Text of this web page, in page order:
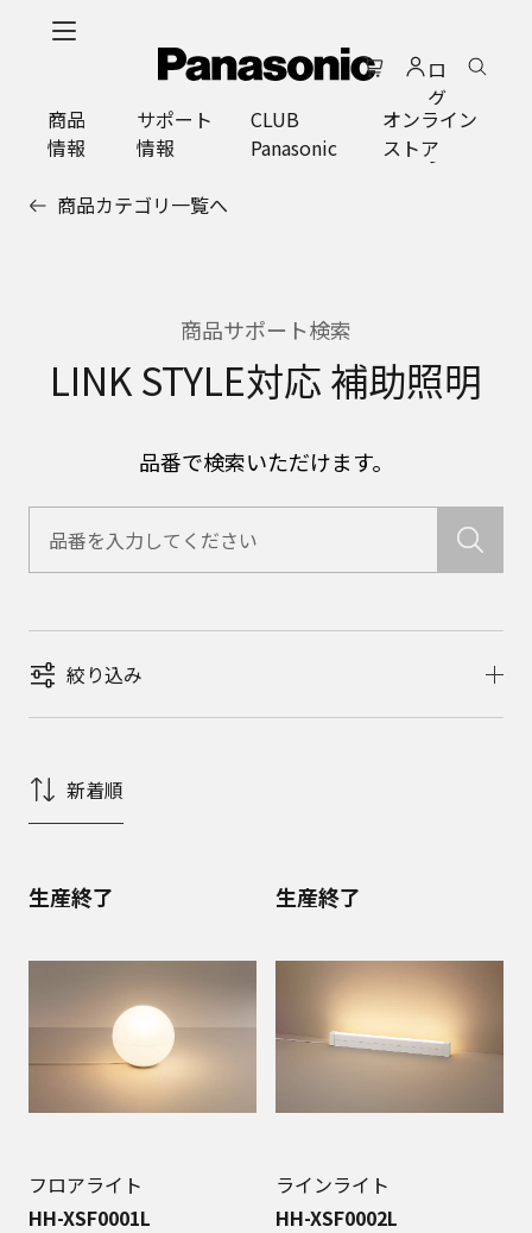
ロ
グ
イ
ン
商品
情報
サポート
情報
CLUB
Panasonic
オンライン
ストア
商品カテゴリ一覧へ
商品サポート検索
LINK STYLE対応 補助照明
品番で検索いただけます。
絞り込み
新着順
生産終了
フロアライト
HH-XSF0001L
生産終了
ラインライト
HH-XSF0002L